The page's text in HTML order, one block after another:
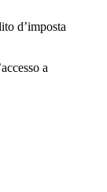
d’imposta
a